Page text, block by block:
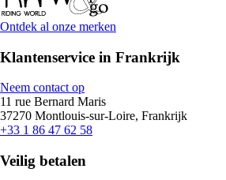
Ontdek al onze merken
Klantenservice in Frankrijk
Neem contact op
11 rue Bernard Maris
37270 Montlouis-sur-Loire, Frankrijk
+33 1 86 47 62 58
Veilig betalen